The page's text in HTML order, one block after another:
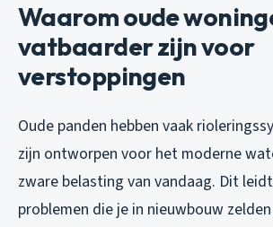
Waarom oude
vatbaarder zijn voor
verstoppingen
Oude panden hebben vaak
zijn ontworpen voor het moderne
zware belasting van vandaag. Dit
problemen die je in nieuwbouw